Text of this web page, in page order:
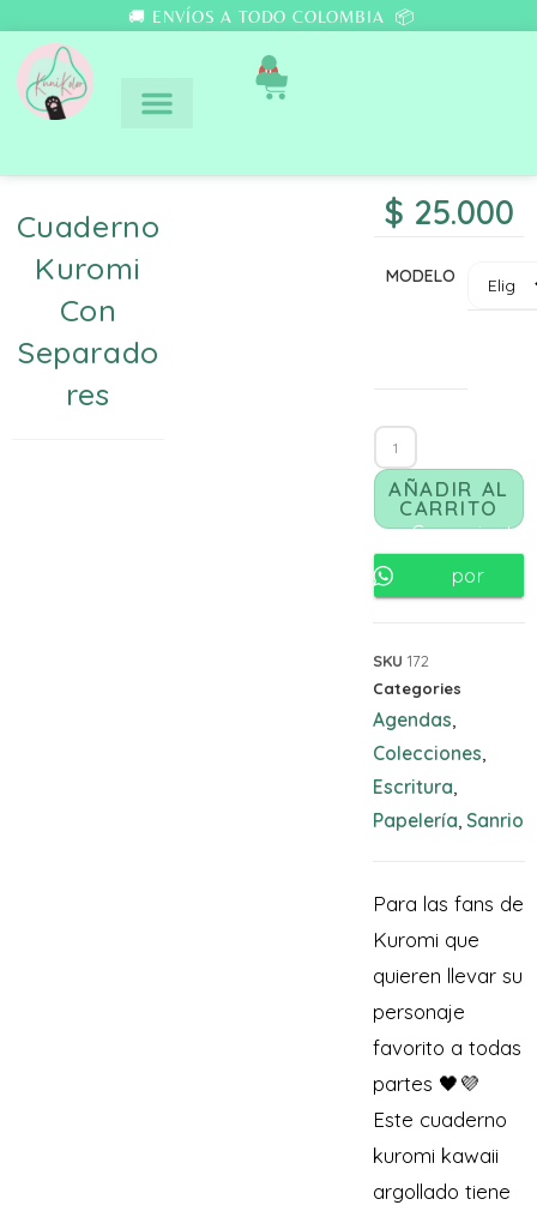
🚚 ENVÍOS A TODO COLOMBIA 📦
0
Cuaderno
Kuromi
Con
Separado
Res
$ 25.000
MODELO
AÑADIR AL
CARRITO
Comunicate
por
SKU 172
Categories
Agendas
Colecciones
Escritura
Papelería Sanrio
Para las fans de
Kuromi que
quieren llevar su
personaje
favorito a todas
partes 🖤💜
Este cuaderno
kuromi kawaii
argollado tiene